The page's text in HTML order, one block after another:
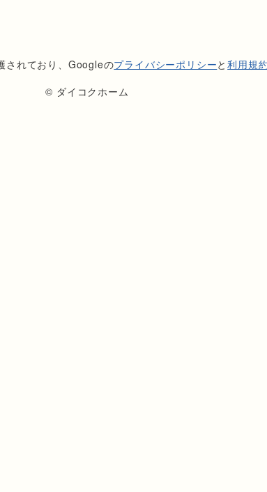
されており、Googleのプライバシーポリシーと利用規
© ダイコクホーム